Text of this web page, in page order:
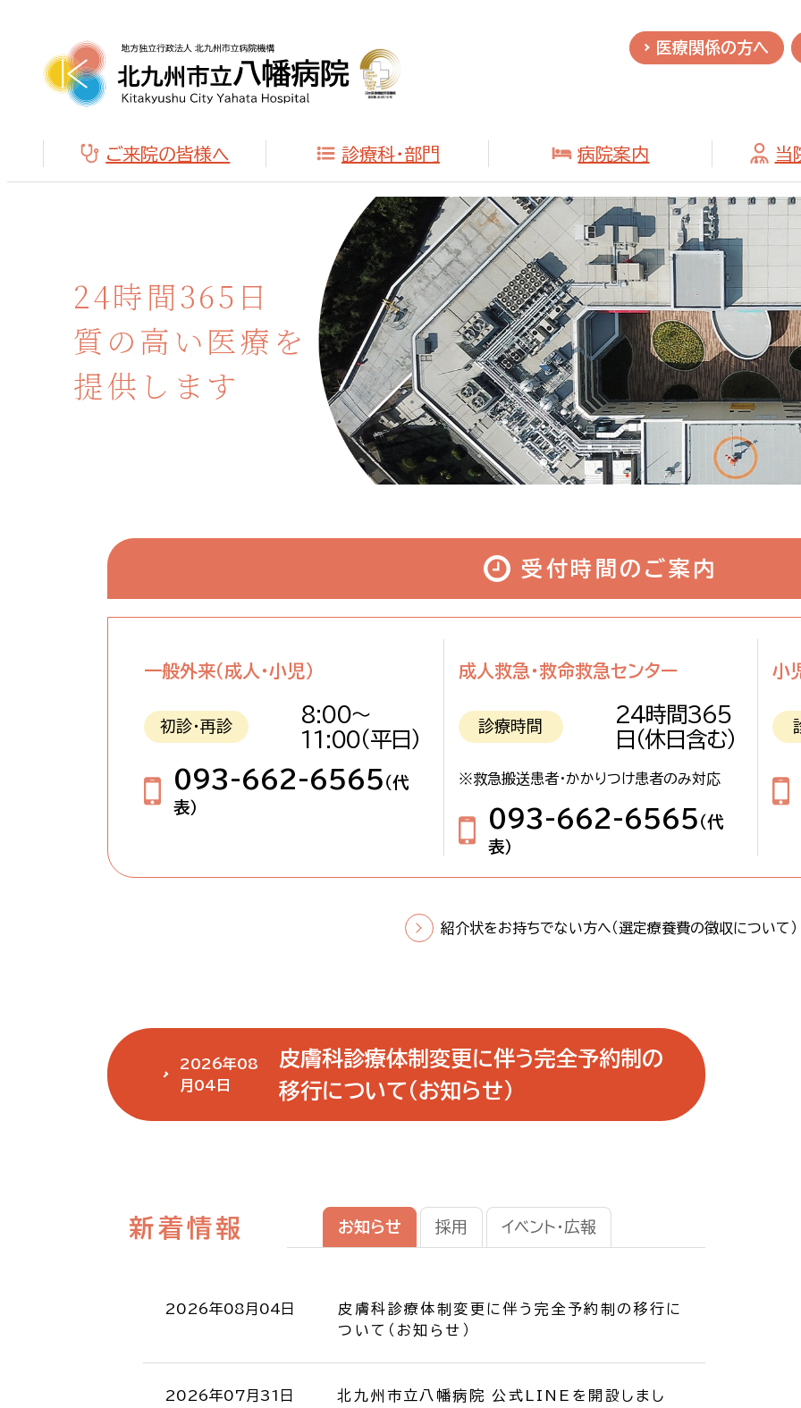
医療関係の方へ
ご来院の皆様へ 診療科・部門 病院案内 当
地域の皆様と連携し
地域医療に
貢献します
受付時間のご案内
一般外来（成人・小児）
初診・再診
8:00～
11:00（平日）
093-662-6565 （代
表）
成人救急・救命救急センター
診療時間
24時間365
日 （休日含む）
※救急搬送患者・かかりつけ患者のみ対応
093-662-6565 （代
表）
小
紹介状をお持ちでない方へ（選定療養費の徴収について）
2026年08
月04日
皮膚科診療体制変更に伴う完全予約制の
移行について（お知らせ）
新着情報 お知らせ 採用 イベント・広報
2026年08月04日
皮膚科診療体制変更に伴う完全予約制の移行に
ついて（お知らせ）
2026年07月31日
北九州市立八幡病院 公式LINEを開設しまし